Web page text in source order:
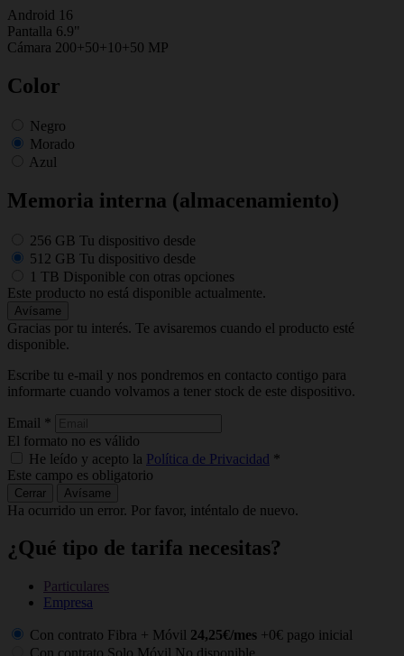
Android 16
Pantalla 6.9"
Cámara 200+50+10+50 MP
Color
Negro
Morado
Azul
Memoria interna (almacenamiento)
256 GB Tu dispositivo desde
512 GB Tu dispositivo desde
1 TB Disponible con otras opciones
Este producto no está disponible actualmente.
Avísame
Gracias por tu interés. Te avisaremos cuando el producto esté
disponible.
Escribe tu e-mail y nos pondremos en contacto contigo para
informarte cuando volvamos a tener stock de este dispositivo.
Email *
El formato no es válido
He leído y acepto la Política de Privacidad *
Este campo es obligatorio
Cerrar Avísame
Ha ocurrido un error. Por favor, inténtalo de nuevo.
¿Qué tipo de tarifa necesitas?
Particulares
Empresa
Con contrato Fibra + Móvil 24,25€/mes +0€ pago inicial